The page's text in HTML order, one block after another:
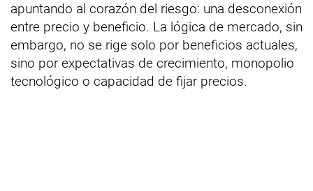
apuntando al corazón del riesgo: una desconexión
entre precio y beneficio. La lógica de mercado, sin
embargo, no se rige solo por beneficios actuales,
sino por expectativas de crecimiento, monopolio
tecnológico o capacidad de fijar precios.